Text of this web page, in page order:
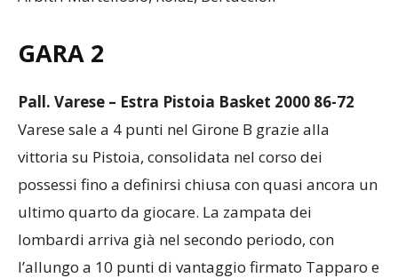
GARA 2
Pall. Varese – Estra Pistoia Basket 2000 86-72
Varese sale a 4 punti nel Girone B grazie alla
vittoria su Pistoia, consolidata nel corso dei
possessi fino a definirsi chiusa con quasi ancora un
ultimo quarto da giocare. La zampata dei
lombardi arriva già nel secondo periodo, con
l’allungo a 10 punti di vantaggio firmato Tapparo e